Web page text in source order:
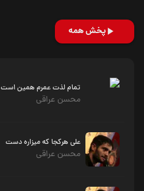
پخش همه
تمام لذت عمرم همین است
محسن عراقی
علی هرکجا که میزاره دست
محسن عراقی